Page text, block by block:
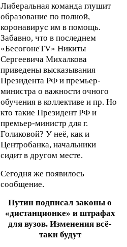
Либеральная команда глушит
образование по полной,
коронавирус им в помощь.
Забавно, что в последнем
«БесогонеTV» Никиты
Сергеевича Михалкова
приведены высказывания
Президента РФ и премьер-
министра о важности очного
обучения в коллективе и пр. Но
кто такие Президент РФ и
премьер-министр для г.
Голиковой? У неё, как и
Центробанка, начальники
сидит в другом месте.
Сегодня же появилось
сообщение.
Путин подписал законы о
«дистанционке» и штрафах
для вузов. Изменения всё-
таки будут